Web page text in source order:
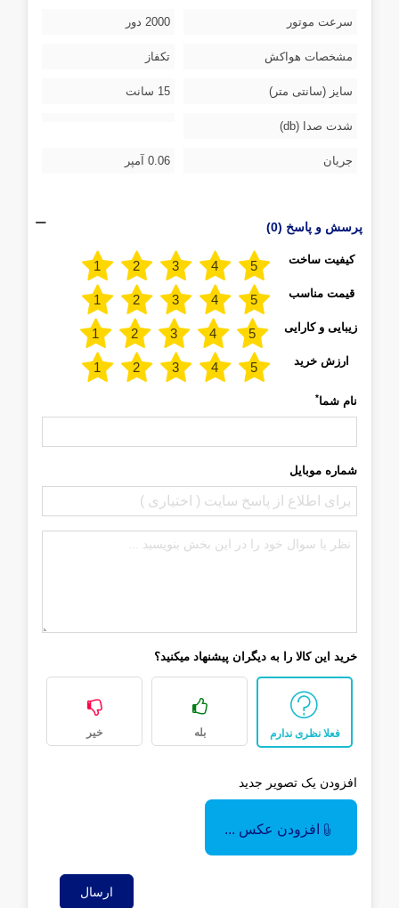
سرعت موتور 2000 دور
مشخصات هواکش تکفاز
سایز (سانتی متر) 15 سانت
شدت صدا (db)
جریان 0.06 آمپر
پرسش و پاسخ (0)
کیفیت ساخت
قیمت مناسب
زیبایی و کارایی
ارزش خرید
نام شما*
شماره موبایل
خرید این کالا را به دیگران پیشنهاد میکنید؟
فعلا نظری ندارم بله خیر
افزودن یک تصویر جدید
افزودن عکس ...
ارسال